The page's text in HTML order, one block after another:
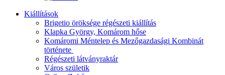
Kiállítások
Brigetio öröksége régészeti kiállítás
Klapka György, Komárom hőse
Komáromi Méntelep és Mezőgazdasági Kombinát
története
Régészeti látványraktár
Város születik